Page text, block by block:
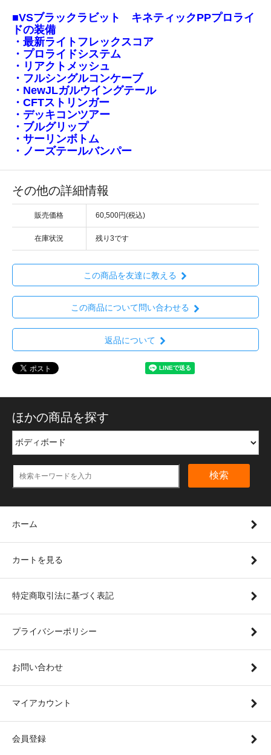
■VSブラックラビット キネティックPPプロライ
ドの装備
・最新ライトフレックスコア
・プロライドシステム
・リアクトメッシュ
・フルシングルコンケーブ
・NewJLガルウイングテール
・CFTストリンガー
・デッキコンツアー
・ブルグリップ
・サーリンボトム
・ノーズテールバンパー
その他の詳細情報
販売価格 60,500円(税込)
在庫状況 残り3です
この商品を友達に教える
この商品について問い合わせる
返品について
ほかの商品を探す
検索
ホーム
カートを見る
特定商取引法に基づく表記
プライバシーポリシー
お問い合わせ
マイアカウント
会員登録